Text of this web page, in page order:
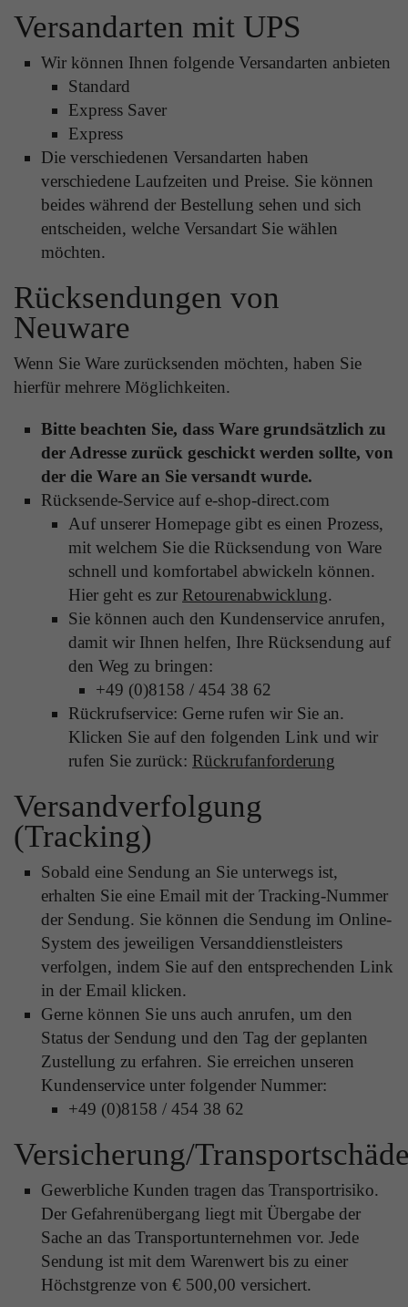
Versandarten mit UPS
Wir können Ihnen folgende Versandarten anbieten
Standard
Express Saver
Express
Die verschiedenen Versandarten haben
verschiedene Laufzeiten und Preise. Sie können
beides während der Bestellung sehen und sich
entscheiden, welche Versandart Sie wählen
möchten.
Rücksendungen von
Neuware
Wenn Sie Ware zurücksenden möchten, haben Sie
hierfür mehrere Möglichkeiten.
Bitte beachten Sie, dass Ware grundsätzlich zu
der Adresse zurück geschickt werden sollte, von
der die Ware an Sie versandt wurde.
Rücksende-Service auf e-shop-direct.com
Auf unserer Homepage gibt es einen Prozess,
mit welchem Sie die Rücksendung von Ware
schnell und komfortabel abwickeln können.
Hier geht es zur Retourenabwicklung.
Sie können auch den Kundenservice anrufen,
damit wir Ihnen helfen, Ihre Rücksendung auf
den Weg zu bringen:
+49 (0)8158 / 454 38 62
Rückrufservice: Gerne rufen wir Sie an.
Klicken Sie auf den folgenden Link und wir
rufen Sie zurück: Rückrufanforderung
Versandverfolgung
(Tracking)
Sobald eine Sendung an Sie unterwegs ist,
erhalten Sie eine Email mit der Tracking-Nummer
der Sendung. Sie können die Sendung im Online-
System des jeweiligen Versanddienstleisters
verfolgen, indem Sie auf den entsprechenden Link
in der Email klicken.
Gerne können Sie uns auch anrufen, um den
Status der Sendung und den Tag der geplanten
Zustellung zu erfahren. Sie erreichen unseren
Kundenservice unter folgender Nummer:
+49 (0)8158 / 454 38 62
Versicherung/
Gewerbliche Kunden tragen das Transportrisiko.
Der Gefahrenübergang liegt mit Übergabe der
Sache an das Transportunternehmen vor. Jede
Sendung ist mit dem Warenwert bis zu einer
Höchstgrenze von € 500,00 versichert.
die Benutzer-ID als verschlüsselten Wert (sog.
"hash-Wert") zum entsprechenden
Datenbankeintrag des Nutzers.
Name PHPSESSID
Anbieter TYPO3
Name be_typo_user
Anbieter TYPO3
Laufzeit Ende der Sitzung
Zweck
Dieser Cookie teilt der Webseite mit, ob ein
Besucher im Typo3-Backend angemeldet ist und
die Rechte besitzt diese zu verwalten.
Name cookie_optin
Laufzeit 1 Monat
Zweck
Speichert den Zustimmungsstatus des Benutzers
für Cookies auf der aktuellen Domäne.
Anbieter Google Analytics
Laufzeit 1 Jahr
Enthält eine zufallsgenerierte User-ID. Anhand
wiedererkennen und die Daten von früheren
Besuchen zusammenführen.
Name _gid
Anbieter Google Analytics
Laufzeit 24 Stunden
Zweck
Enthält eine zufallsgenerierte User-ID. Anhand
dieser ID kann Google Analytics
wiederkehrende User auf dieser Website
wiedererkennen und die Daten von früheren
Besuchen zusammenführen.
Name gat_gtag_UA
Anbieter Google Analytics
Laufzeit 1 Minute
Zweck
pro Minute an Google Analytics gesendet.
Solange es gesetzt ist, werden bestimmte
Datenübertragungen unterbunden.